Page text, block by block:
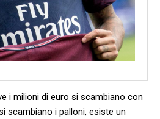
i milioni di euro si scambiano con
scambiano i palloni, esiste un